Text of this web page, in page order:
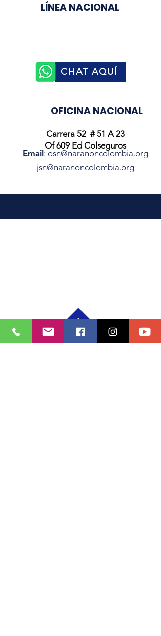
Carrera 52 # 51 A 23
Of 609 Ed Colseguros
Email : osn@naranoncolombia.org
jsn@naranoncolombia.org
LÍNEA NACIONAL
CHAT AQUÍ
OFICINA NACIONAL